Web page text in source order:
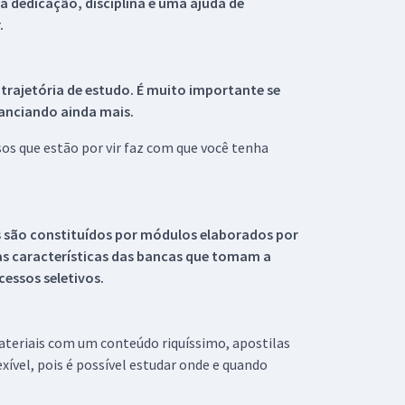
de estudo. É muito importante se
ainda mais.
que estão por vir faz com que você tenha
são constituídos por módulos elaborados por
características das bancas que tomam a
seletivos.
com um conteúdo riquíssimo, apostilas
pois é possível estudar onde e quando